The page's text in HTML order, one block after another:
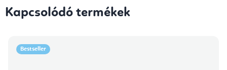
Kapcsolódó termékek
Bestseller